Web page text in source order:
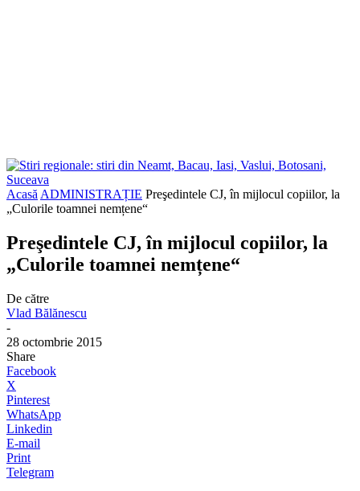
Acasă ADMINISTRAȚIE Preşedintele CJ, în mijlocul copiilor, la
„Culorile toamnei nemțene“
Preşedintele CJ, în mijlocul copiilor, la
„Culorile toamnei nemțene“
De către
Vlad Bălănescu
-
28 octombrie 2015
Share
Facebook
X
Pinterest
WhatsApp
Linkedin
E-mail
Print
Telegram